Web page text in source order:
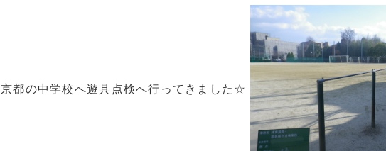
京都の中学校へ遊具点検へ行ってきました☆